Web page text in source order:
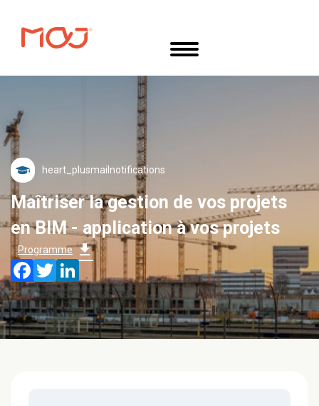
contenu
mail
Maîtriser la gestion de vos projets
en BIM - application à vos projets
Programme download
Facebook
TwitterLinkedIn